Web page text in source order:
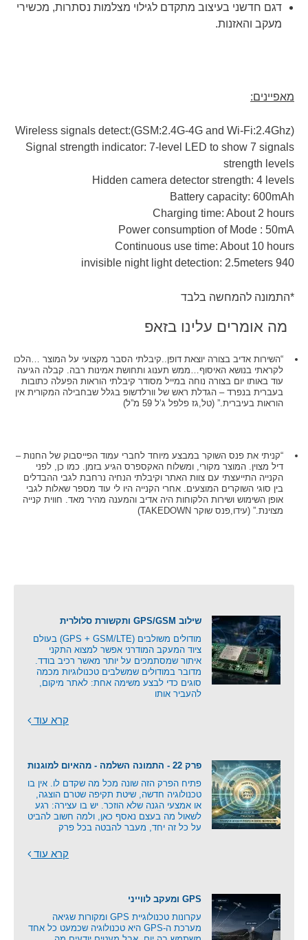
דגם חדשני בעיצוב מתקדם לגילוי מצלמות נסתרות, מכשירי
מעקב והאזנות.
מאפיינים:
Wireless signals detect:(GSM:2.4G-4G and Wi-Fi:2.4Ghz)
Signal strength indicator: 7-level LED to show 7 signals
strength levels
Hidden camera detector strength: 4 levels
Battery capacity: 600mAh
Charging time: About 2 hours
Power consumption of Mode : 50mA
Continuous use time: About 10 hours
940 invisible night light detection: 2.5meters
*התמונה להמחשה בלבד
מה אומרים עלינו בזאפ
“השירות אדיב בצורה יוצאת דופן..קיבלתי הסבר מקצועי על המוצר …הלכו
לקראתי בנושא האיסוף…ממש תענוג ותחושת אמינות רבה. קבלה הגיעה
עוד באותו יום בצורה נוחה במייל מסודר קיבלתי הוראות הפעלה כתובות
בעברית בנפרד – הגדלת ראש של וורלדשופ בגלל שבחבילה המקורית אין
הוראות בעיברית.” (טל,גז פלפל ג’ל 59 מ”ל)
“קניתי את פנס השוקר במבצע מיוחד לחברי עמוד הפייסבוק של החנות –
דיל מצוין. המוצר מקורי, ומשלוח האקספרס הגיע בזמן. כמו כן, לפני
הקנייה התייעצתי עם צוות האתר וקיבלתי הנחיה נרחבת לגבי ההבדלים
בין סוגי השוקרים המוצעים. אחרי הקנייה היו לי עוד מספר שאלות לגבי
אופן השימוש ושירות הלקוחות היה אדיב והמענה מהיר מאד. חווית קנייה
מצוינת.” (עידו,פנס שוקר TAKEDOWN)
שילוב GPS/GSM ותקשורת סלולרית
מודולים משולבים (GPS + GSM/LTE) בעולם
ציוד המעקב המודרני אפשר למצוא התקני
איתור שמסתמכים על יותר מאשר רכיב בודד.
מדובר במודולים שמשלבים טכנולוגיות מכמה
סוגים כדי לבצע משימה אחת: לאתר מיקום,
להעביר אותו
קרא עוד
פרק 22 - התמונה השלמה - מהאיום למוגנות
פתיח הפרק הזה שונה מכל מה שקדם לו. אין בו
טכנולוגיה חדשה, שיטת תקיפה שטרם הוצגה,
או אמצעי הגנה שלא הוזכר. יש בו עצירה: רגע
לשאול מה בעצם נאסף כאן, ולמה חשוב להביט
על כל זה יחד, מעבר להבטה בכל פרק
קרא עוד
GPS ומעקב לווייני
עקרונות טכנולוגיית GPS ומקורות שגיאה
מערכת ה-GPS היא טכנולוגיה שכמעט כל אחד